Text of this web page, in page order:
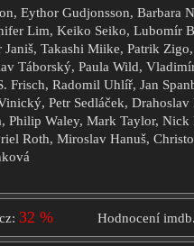
Eythor Gudjonsson, Barbara
Lim, Keiko Seiko, Lubomír
Takashi Miike, Patrik
Táborský, Paula Wild,
Frisch, Radomil Uhlíř, Jan
Petr Sedláček, Drahoslav
Waley, Mark Taylor, Nick
Roth, Miroslav Hanuš,
32 % Hodnocení